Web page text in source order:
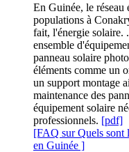
En Guinée, le réseau
populations à
fait, l'énergie solaire.
ensemble
panneau solaire
éléments comme un
un support montage
maintenance des
équipement solaire
professionnels. [pdf]
[FAQ sur Quels sont
en Guinée ]